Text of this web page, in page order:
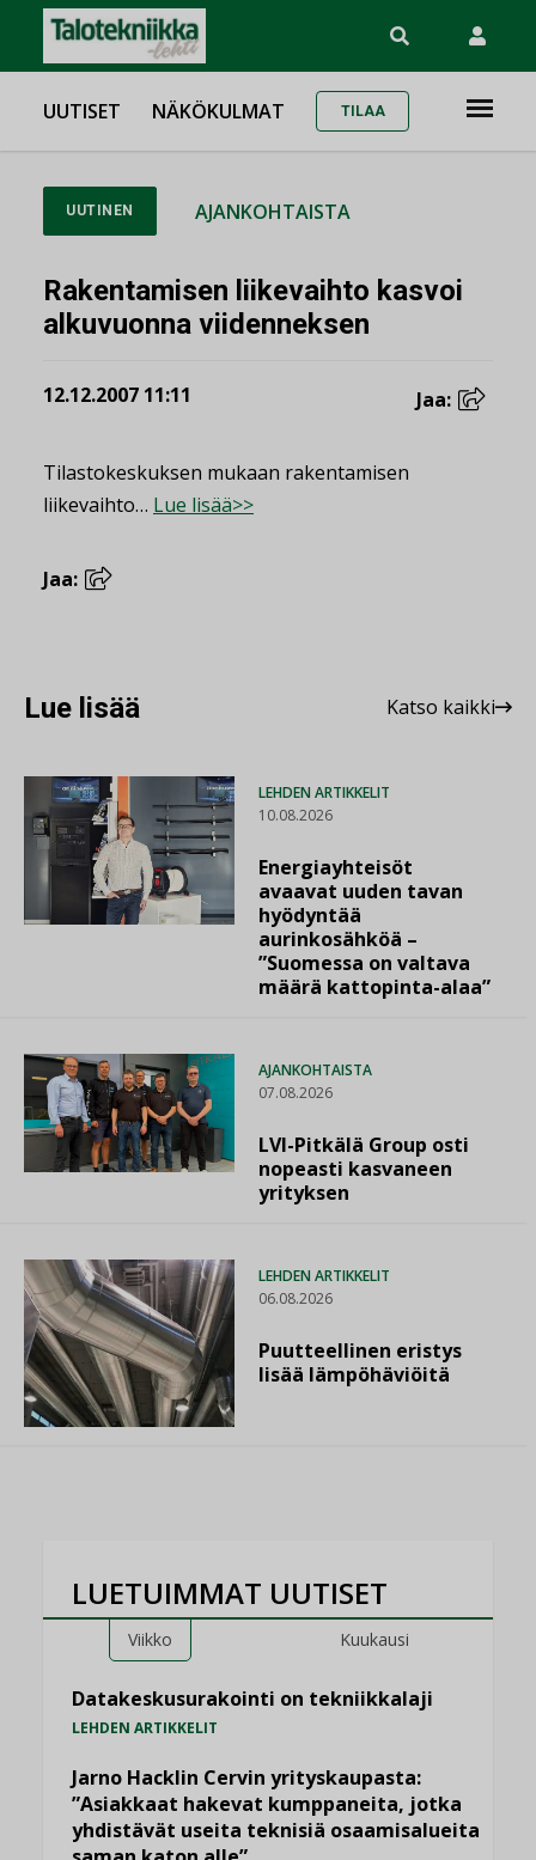
UUTISET NÄKÖKULMAT TILAA
UUTINEN AJANKOHTAISTA
Rakentamisen liikevaihto kasvoi
alkuvuonna viidenneksen
12.12.2007 11:11 Jaa:
Tilastokeskuksen mukaan rakentamisen
liikevaihto… Lue lisää>>
Jaa:
Lue lisää Katso kaikki
LEHDEN ARTIKKELIT
10.08.2026
Energiayhteisöt
avaavat uuden tavan
hyödyntää
aurinkosähköä –
”Suomessa on valtava
määrä kattopinta-alaa”
AJANKOHTAISTA
07.08.2026
LVI-Pitkälä Group osti
nopeasti kasvaneen
yrityksen
LEHDEN ARTIKKELIT
06.08.2026
Puutteellinen eristys
lisää lämpöhäviöitä
LUETUIMMAT UUTISET
Viikko Kuukausi
Datakeskusurakointi on tekniikkalaji
LEHDEN ARTIKKELIT
Jarno Hacklin Cervin yrityskaupasta:
”Asiakkaat hakevat kumppaneita, jotka
yhdistävät useita teknisiä osaamisalueita